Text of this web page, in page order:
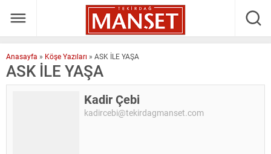
Anasayfa » Köşe Yazıları » ASK İLE YAŞA
ASK İLE YAŞA
Kadir Çebi
kadircebi@tekirdagmanset.com